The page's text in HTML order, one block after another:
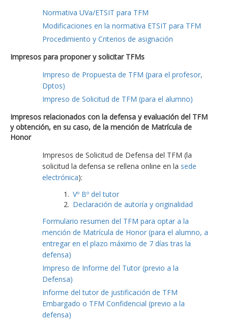
Normativa UVa/ETSIT para TFM
Modificaciones en la normativa ETSIT para TFM
Procedimiento y Criterios de asignación
Impresos para proponer y solicitar TFMs
Impreso de Propuesta de TFM (para el profesor,
Dptos)
Impreso de Solicitud de TFM (para el alumno)
Impresos relacionados con la defensa y evaluación del TFM
y obtención, en su caso, de la mención de Matrícula de
Honor
Impresos de Solicitud de Defensa del TFM (la
solicitud la defensa se rellena online en la sede
electrónica):
Vº Bº del tutor
Declaración de autoría y originalidad
Formulario resumen del TFM para optar a la
mención de Matrícula de Honor (para el alumno, a
entregar en el plazo máximo de 7 días tras la
defensa)
Impreso de Informe del Tutor (previo a la
Defensa)
Informe del tutor de justificación de TFM
Embargado o TFM Confidencial (previo a la
defensa)